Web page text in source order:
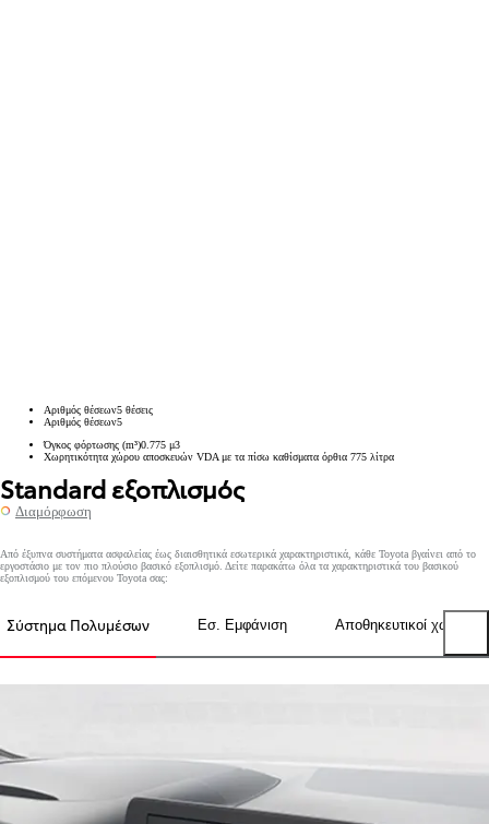
Αριθμός θέσεων5 θέσεις
Αριθμός θέσεων5
Όγκος φόρτωσης (m³)0.775 μ3
Χωρητικότητα χώρου αποσκευών VDA με τα πίσω καθίσματα όρθια 775 λίτρα
Standard εξοπλισμός
Διαμόρφωση
Από έξυπνα συστήματα ασφαλείας έως διαισθητικά εσωτερικά χαρακτηριστικά, κάθε Toyota βγαίνει από το
εργοστάσιο με τον πιο πλούσιο βασικό εξοπλισμό. Δείτε παρακάτω όλα τα χαρακτηριστικά του βασικού
εξοπλισμού του επόμενου Toyota σας:
Σύστημα Πολυμέσων Εσ. Εμφάνιση Αποθηκευτικοί χώροι
Previous tabs